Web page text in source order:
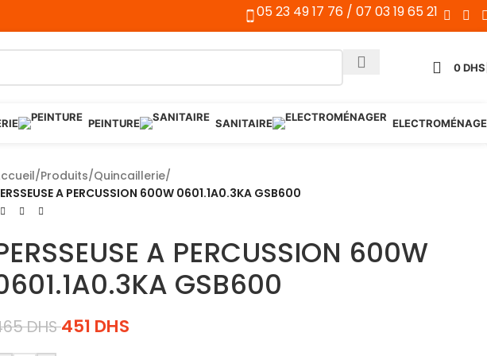
05 23 49 17 76 / 07 03 19 65 21
0DHS
PEINTURE SANITAIRE
/Produits/Quincaillerie/
A PERCUSSION 600W 0601.1A0.3KA GSB600
A PERCUSSION 600W
GSB600
DHS 451 DHS